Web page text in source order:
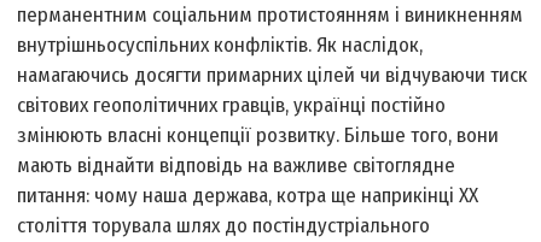
перманентним соціальним протистоянням і виникненням
внутрішньосуспільних конфліктів. Як наслідок,
намагаючись досягти примарних цілей чи відчуваючи тиск
світових геополітичних гравців, українці постійно
змінюють власні концепції розвитку. Більше того, вони
мають віднайти відповідь на важливе світоглядне
питання: чому наша держава, котра ще наприкінці ХХ
століття торувала шлях до постіндустріального